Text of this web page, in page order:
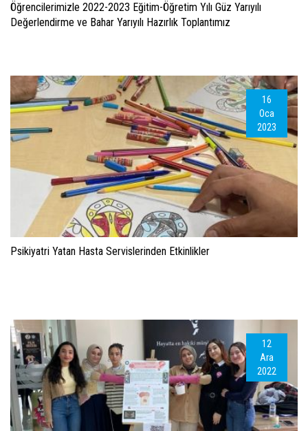
Öğrencilerimizle 2022-2023 Eğitim-Öğretim Yılı Güz Yarıyılı
Değerlendirme ve Bahar Yarıyılı Hazırlık Toplantımız
16
Oca
2023
Psikiyatri Yatan Hasta Servislerinden Etkinlikler
12
Ara
2022